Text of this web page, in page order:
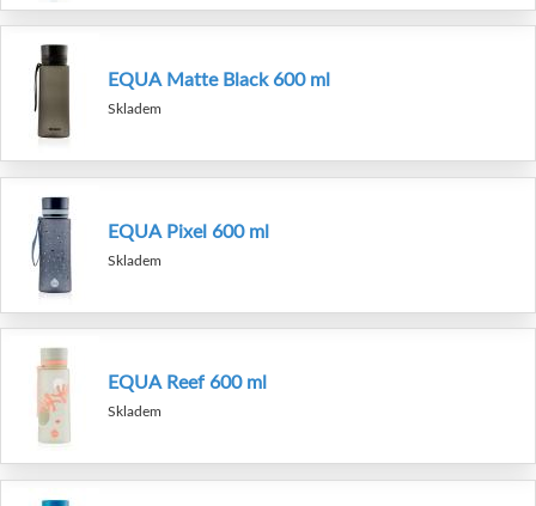
EQUA Matte Black 600 ml
Skladem
EQUA Pixel 600 ml
Skladem
EQUA Reef 600 ml
Skladem